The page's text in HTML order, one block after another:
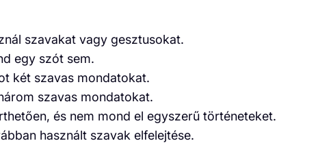
szavakat vagy gesztusokat.
egy szót sem.
két szavas mondatokat.
szavas mondatokat.
és nem mond el egyszerű történeteket.
használt szavak elfelejtése.